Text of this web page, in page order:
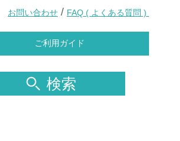
お問い合わせ / FAQ ( よくある質問 )
ご利用ガイド
検索